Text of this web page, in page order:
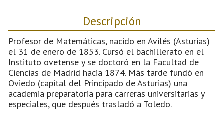
Descripción
Profesor de Matemáticas, nacido en Avilés (Asturias)
el 31 de enero de 1853. Cursó el bachillerato en el
Instituto ovetense y se doctoró en la Facultad de
Ciencias de Madrid hacia 1874. Más tarde fundó en
Oviedo (capital del Principado de Asturias) una
academia preparatoria para carreras universitarias y
especiales, que después trasladó a Toledo.